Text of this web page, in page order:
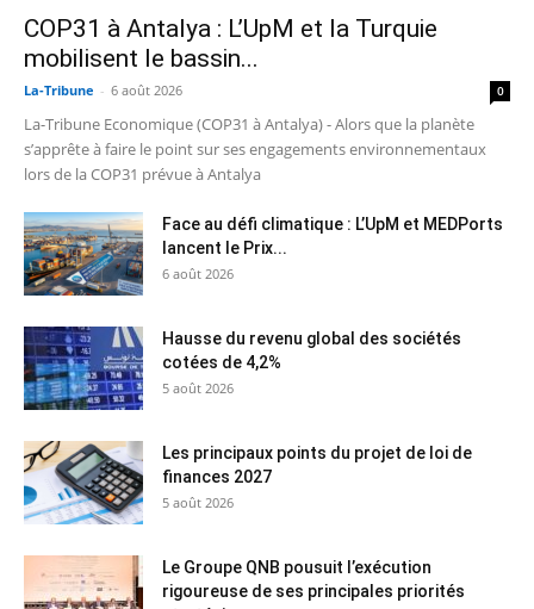
COP31 à Antalya : L’UpM et la Turquie
mobilisent le bassin...
La-Tribune - 6 août 2026 0
La-Tribune Economique (COP31 à Antalya) - Alors que la planète
s’apprête à faire le point sur ses engagements environnementaux
lors de la COP31 prévue à Antalya
Face au défi climatique : L’UpM et MEDPorts
lancent le Prix...
6 août 2026
Hausse du revenu global des sociétés
cotées de 4,2%
5 août 2026
Les principaux points du projet de loi de
finances 2027
5 août 2026
Le Groupe QNB pousuit l’exécution
rigoureuse de ses principales priorités